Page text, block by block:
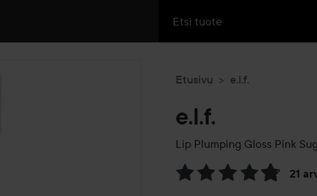
Etusivu e.l.f.
e.l.f.
Lip Plumping Gloss Pink
21
Siirtyä jhk Arvosana &